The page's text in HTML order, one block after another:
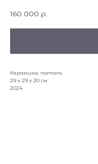
160 000 р.
Керамика, поталь
29 х 29 х 20 см
2024